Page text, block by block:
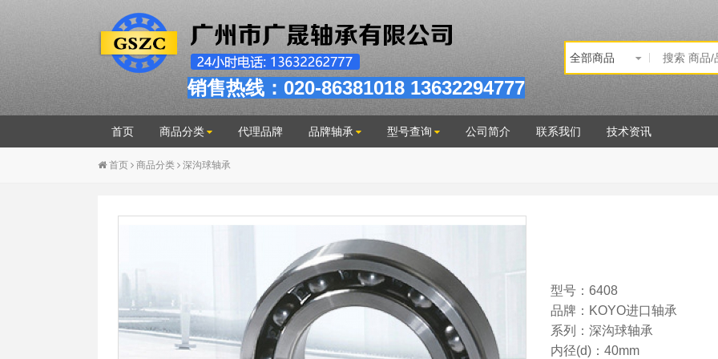
销售热线：020-86381018 13632294777
首页 商品分类 代理品牌 品牌轴承 型号查询 公司简介 联系我们 技术资讯
首页 商品分类 深沟球轴承
型号：6408
品牌：KOYO进口轴承
系列：深沟球轴承
内径(d)：40mm